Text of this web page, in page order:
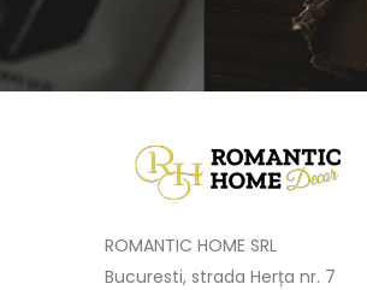
ROMANTIC HOME SRL
Bucuresti, strada Herța nr. 7